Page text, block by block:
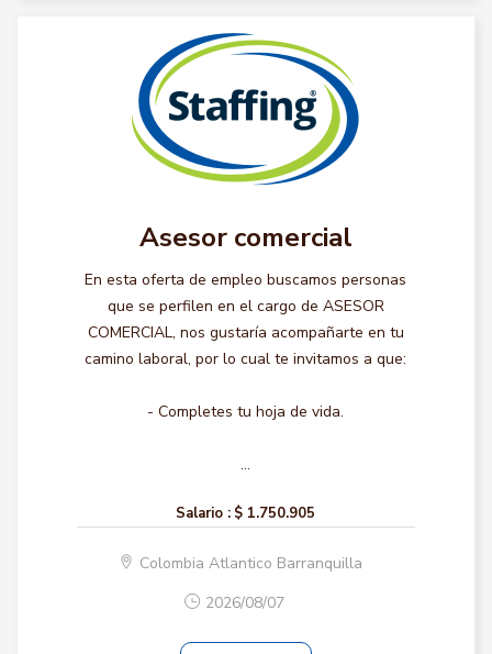
Asesor comercial
En esta oferta de empleo buscamos personas
que se perfilen en el cargo de ASESOR
COMERCIAL, nos gustaría acompañarte en tu
camino laboral, por lo cual te invitamos a que:
- Completes tu hoja de vida.
...
Salario : $ 1.750.905
Colombia Atlantico Barranquilla
2026/08/07